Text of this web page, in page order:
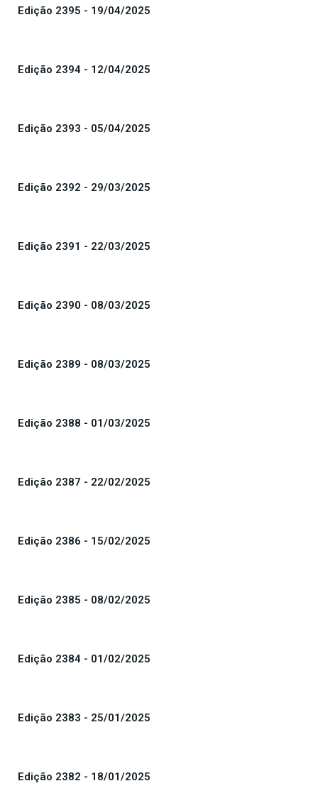
Edição 2395 - 19/04/2025
Edição 2394 - 12/04/2025
Edição 2393 - 05/04/2025
Edição 2392 - 29/03/2025
Edição 2391 - 22/03/2025
Edição 2390 - 08/03/2025
Edição 2389 - 08/03/2025
Edição 2388 - 01/03/2025
Edição 2387 - 22/02/2025
Edição 2386 - 15/02/2025
Edição 2385 - 08/02/2025
Edição 2384 - 01/02/2025
Edição 2383 - 25/01/2025
Edição 2382 - 18/01/2025